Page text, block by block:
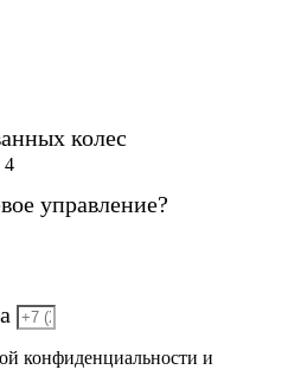
колес
4
управление?
конфиденциальности и